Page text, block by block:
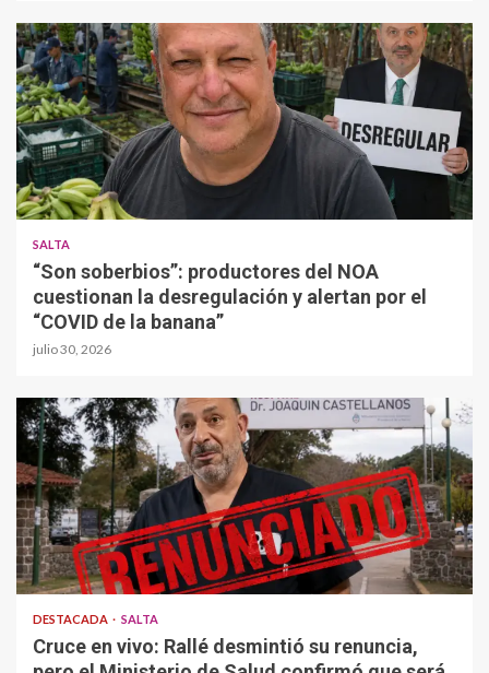
SALTA
“Son soberbios”: productores del NOA
cuestionan la desregulación y alertan por el
“COVID de la banana”
julio 30, 2026
DESTACADA SALTA
Cruce en vivo: Rallé desmintió su renuncia,